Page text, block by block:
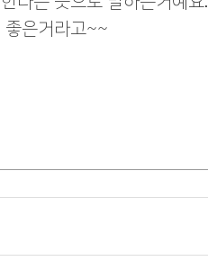
좋은거라고~~